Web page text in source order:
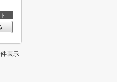
件表示